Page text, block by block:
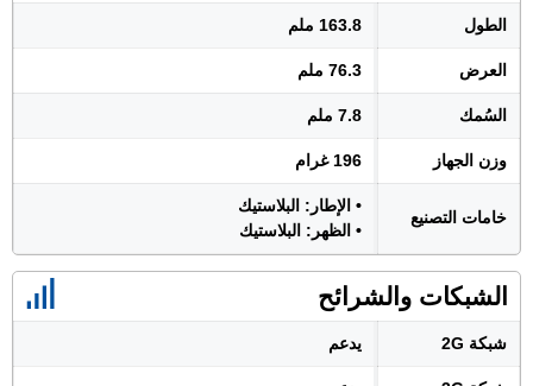
الطول 163.8 ملم
العرض 76.3 ملم
السُمك 7.8 ملم
وزن الجهاز 196 غرام
خامات التصنيع
• الإطار: البلاستيك
• الظهر: البلاستيك
الشبكات والشرائح
شبكة 2G يدعم